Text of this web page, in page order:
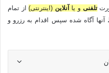
تلفنی و یا آنلاین (اینترنتی)از تمام
آنها آگاه شده سپس اقدام به رزرو و